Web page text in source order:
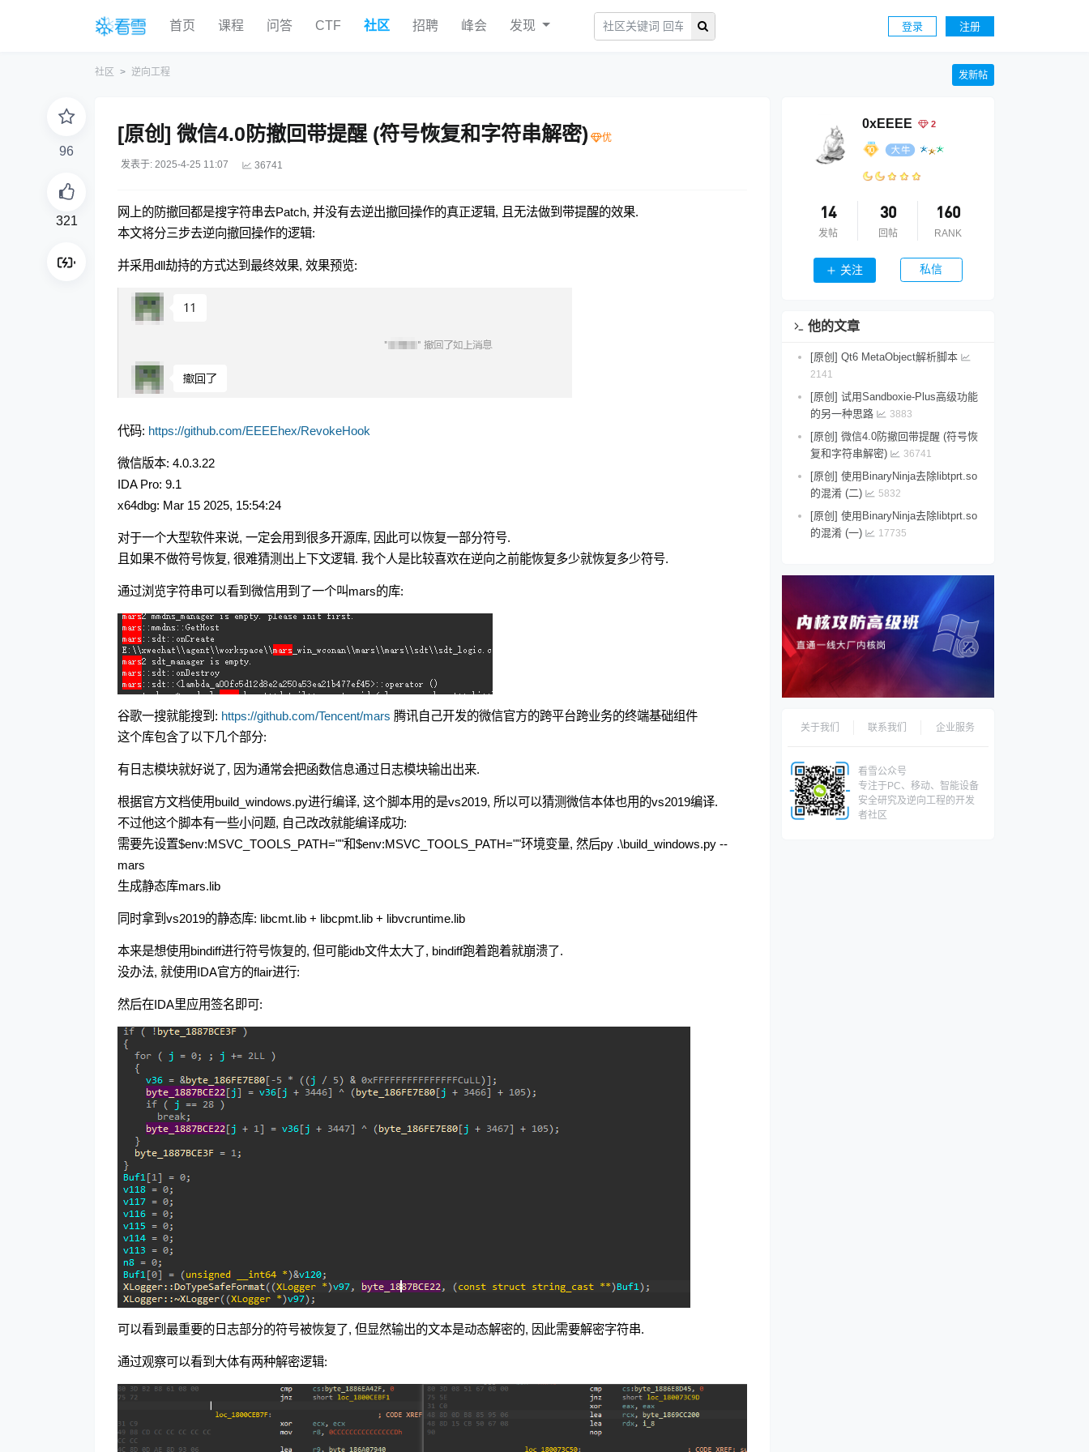
首页 课程 问答 CTF 社区 招聘 峰会 发现 登录 注册
社区 逆向工程 发新帖
96
321
[原创] 微信4.0防撤回带提醒 (符号恢复和字符串解密)
发表于: 2025-4-25 11:07 36741
网上的防撤回都是搜字符串去Patch, 并没有去逆出撤回操作的真正逻辑, 且无法做到带提醒的效果.
本文将分三步去逆向撤回操作的逻辑:
并采用dll劫持的方式达到最终效果, 效果预览:
代码: https://github.com/EEEEhex/RevokeHook
微信版本: 4.0.3.22
IDA Pro: 9.1
x64dbg: Mar 15 2025, 15:54:24
对于一个大型软件来说, 一定会用到很多开源库, 因此可以恢复一部分符号.
且如果不做符号恢复, 很难猜测出上下文逻辑. 我个人是比较喜欢在逆向之前能恢复多少就恢复多少符号.
通过浏览字符串可以看到微信用到了一个叫mars的库:
谷歌一搜就能搜到: https://github.com/Tencent/mars 腾讯自己开发的微信官方的跨平台跨业务的终端基础组件
这个库包含了以下几个部分:
有日志模块就好说了, 因为通常会把函数信息通过日志模块输出出来.
根据官方文档使用build_windows.py进行编译, 这个脚本用的是vs2019, 所以可以猜测微信本体也用的vs2019编译.
不过他这个脚本有一些小问题, 自己改改就能编译成功:
需要先设置$env:MSVC_TOOLS_PATH=""和$env:MSVC_TOOLS_PATH=""环境变量, 然后py .\build_windows.py --
mars
生成静态库mars.lib
同时拿到vs2019的静态库: libcmt.lib + libcpmt.lib + libvcruntime.lib
本来是想使用bindiff进行符号恢复的, 但可能idb文件太大了, bindiff跑着跑着就崩溃了.
没办法, 就使用IDA官方的flair进行:
然后在IDA里应用签名即可:
可以看到最重要的日志部分的符号被恢复了, 但显然输出的文本是动态解密的, 因此需要解密字符串.
通过观察可以看到大体有两种解密逻辑:
0xEEEE 2
14
发帖
30
回帖
160
RANK
关注 私信
他的文章
[原创] Qt6 MetaObject解析脚本
2141
[原创] 试用Sandboxie-Plus高级功能
的另一种思路
3883
[原创] 微信4.0防撤回带提醒 (符号恢
复和字符串解密)
36741
[原创] 使用BinaryNinja去除libtprt.so
的混淆 (二)
5832
[原创] 使用BinaryNinja去除libtprt.so
的混淆 (一)
17735
关于我们 联系我们 企业服务
看雪公众号
专注于PC、移动、智能设备
安全研究及逆向工程的开发
者社区